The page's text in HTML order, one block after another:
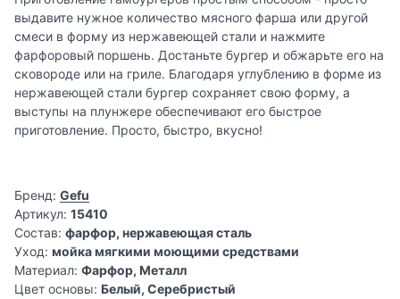
выдавите нужное количество мясного фарша или другой
смеси в форму из нержавеющей стали и нажмите
фарфоровый поршень. Достаньте бургер и обжарьте его на
сковороде или на гриле. Благодаря углублению в форме из
нержавеющей стали бургер сохраняет свою форму, а
выступы на плунжере обеспечивают его быстрое
приготовление. Просто, быстро, вкусно!
Бренд: Gefu
Артикул: 15410
Состав: фарфор, нержавеющая сталь
Уход: мойка мягкими моющими средствами
Материал: Фарфор, Металл
Цвет основы: Белый, Серебристый